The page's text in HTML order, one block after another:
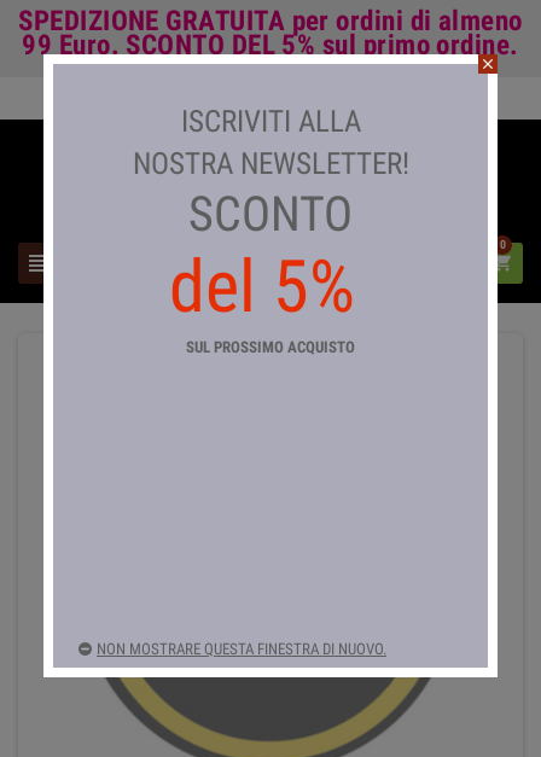
SPEDIZIONE GRATUITA per ordini di almeno
99 Euro. SCONTO DEL 5% sul primo ordine.
 
0
close
ISCRIVITI ALLA
NOSTRA NEWSLETTER!
SCONTO
del 5%
SUL PROSSIMO ACQUISTO
NON MOSTRARE QUESTA FINESTRA DI NUOVO.